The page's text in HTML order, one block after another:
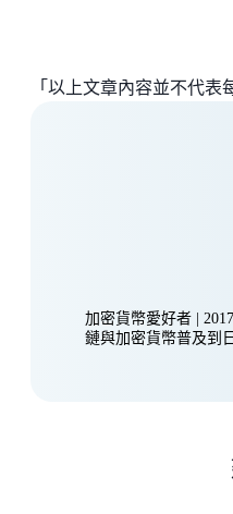
「以上文章內容並不代表
加密貨幣愛好者 |
鏈與加密貨幣普及到